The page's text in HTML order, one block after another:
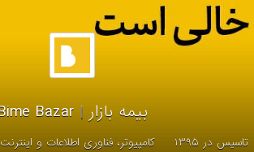
بیمه بازار |
Bime Bazar
تاسیس در ۱۳۹۵ کامپیوتر، فناوری اطلاعات و اینترنت